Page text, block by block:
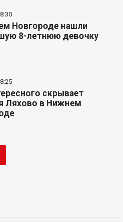
Новгороде нашли
8-летнюю девочку
скрывает
Ляхово в Нижнем